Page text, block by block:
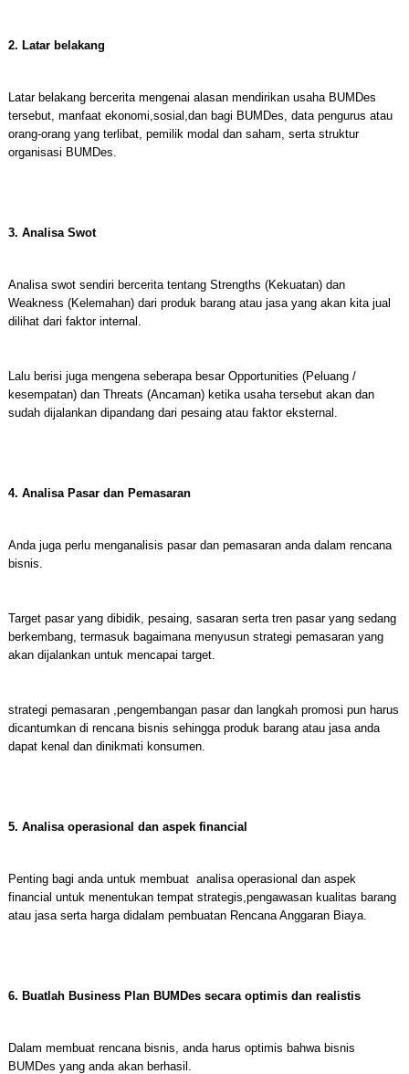
2. Latar belakang
Latar belakang bercerita mengenai alasan mendirikan usaha BUMDes
tersebut, manfaat ekonomi,sosial,dan bagi BUMDes, data pengurus atau
orang-orang yang terlibat, pemilik modal dan saham, serta struktur
organisasi BUMDes.
3. Analisa Swot
Analisa swot sendiri bercerita tentang Strengths (Kekuatan) dan
Weakness (Kelemahan) dari produk barang atau jasa yang akan kita jual
dilihat dari faktor internal.
Lalu berisi juga mengena seberapa besar Opportunities (Peluang /
kesempatan) dan Threats (Ancaman) ketika usaha tersebut akan dan
sudah dijalankan dipandang dari pesaing atau faktor eksternal.
4. Analisa Pasar dan Pemasaran
Anda juga perlu menganalisis pasar dan pemasaran anda dalam rencana
bisnis.
Target pasar yang dibidik, pesaing, sasaran serta tren pasar yang sedang
berkembang, termasuk bagaimana menyusun strategi pemasaran yang
akan dijalankan untuk mencapai target.
strategi pemasaran ,pengembangan pasar dan langkah promosi pun harus
dicantumkan di rencana bisnis sehingga produk barang atau jasa anda
dapat kenal dan dinikmati konsumen.
5. Analisa operasional dan aspek financial
Penting bagi anda untuk membuat analisa operasional dan aspek
financial untuk menentukan tempat strategis,pengawasan kualitas barang
atau jasa serta harga didalam pembuatan Rencana Anggaran Biaya.
6. Buatlah Business Plan BUMDes secara optimis dan realistis
Dalam membuat rencana bisnis, anda harus optimis bahwa bisnis
BUMDes yang anda akan berhasil.